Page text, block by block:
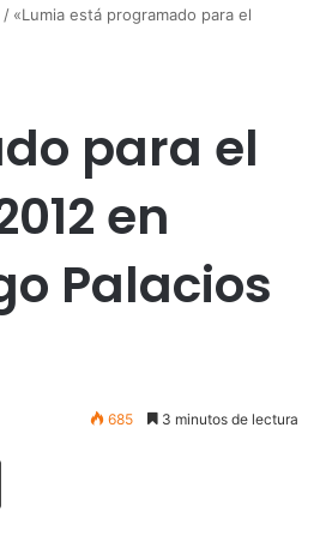
/ «Lumia está programado para el
para el
en
Palacios
685 3 minutos de lectura
Imprimir